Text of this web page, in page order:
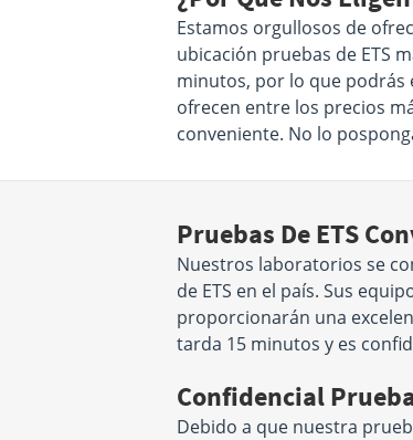
Estamos orgullosos de
ubicación pruebas de ETS
minutos, por lo que podrás
ofrecen entre los precios
conveniente. No lo
Pruebas De ETS
Nuestros laboratorios se
de ETS en el país. Sus
proporcionarán una
tarda 15 minutos y es
Confidencial
Debido a que nuestra